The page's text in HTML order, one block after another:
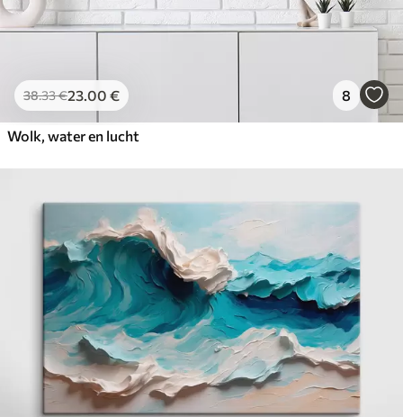
38.33€23.00 € 8
Wolk, water en lucht